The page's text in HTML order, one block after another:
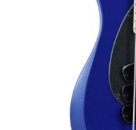
キーボード
管楽器
アンプ